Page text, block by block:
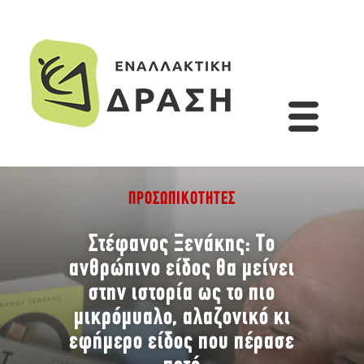
ΠΡΟΣΩΠΙΚΌΤΗΤΕΣ
Στέφανος Ξενάκης: Tο
ανθρώπινο είδος θα μείνει
στην ιστορία ως το πιο
μικρόμυαλο, αλαζονικό κι
εφήμερο είδος που πέρασε